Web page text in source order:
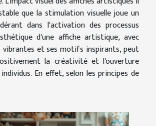
que la stimulation visuelle joue un
dans l'activation des processus
d'une affiche artistique, avec
vibrantes et ses motifs inspirants, peut
la créativité et l'ouverture
En effet, selon les principes de